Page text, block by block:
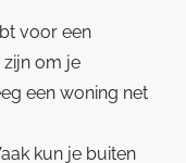
voor een
om je
een woning net
kun je buiten